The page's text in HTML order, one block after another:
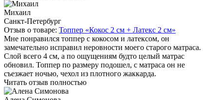
Михаил
Санкт-Петербург
Отзыв о товаре: Топпер «Кокос 2 см + Латекс 2 см»
Мне понравился топпер с кокосом и латексом, он
замечательно исправил неровности моего старого матраса.
Слой всего 4 см, а по ощущениям будто целый матрас
обновил. Топпер по размеру подошел, с матраса он не
съезжает ночью, чехол из плотного жаккарда.
Читать отзыв полностью